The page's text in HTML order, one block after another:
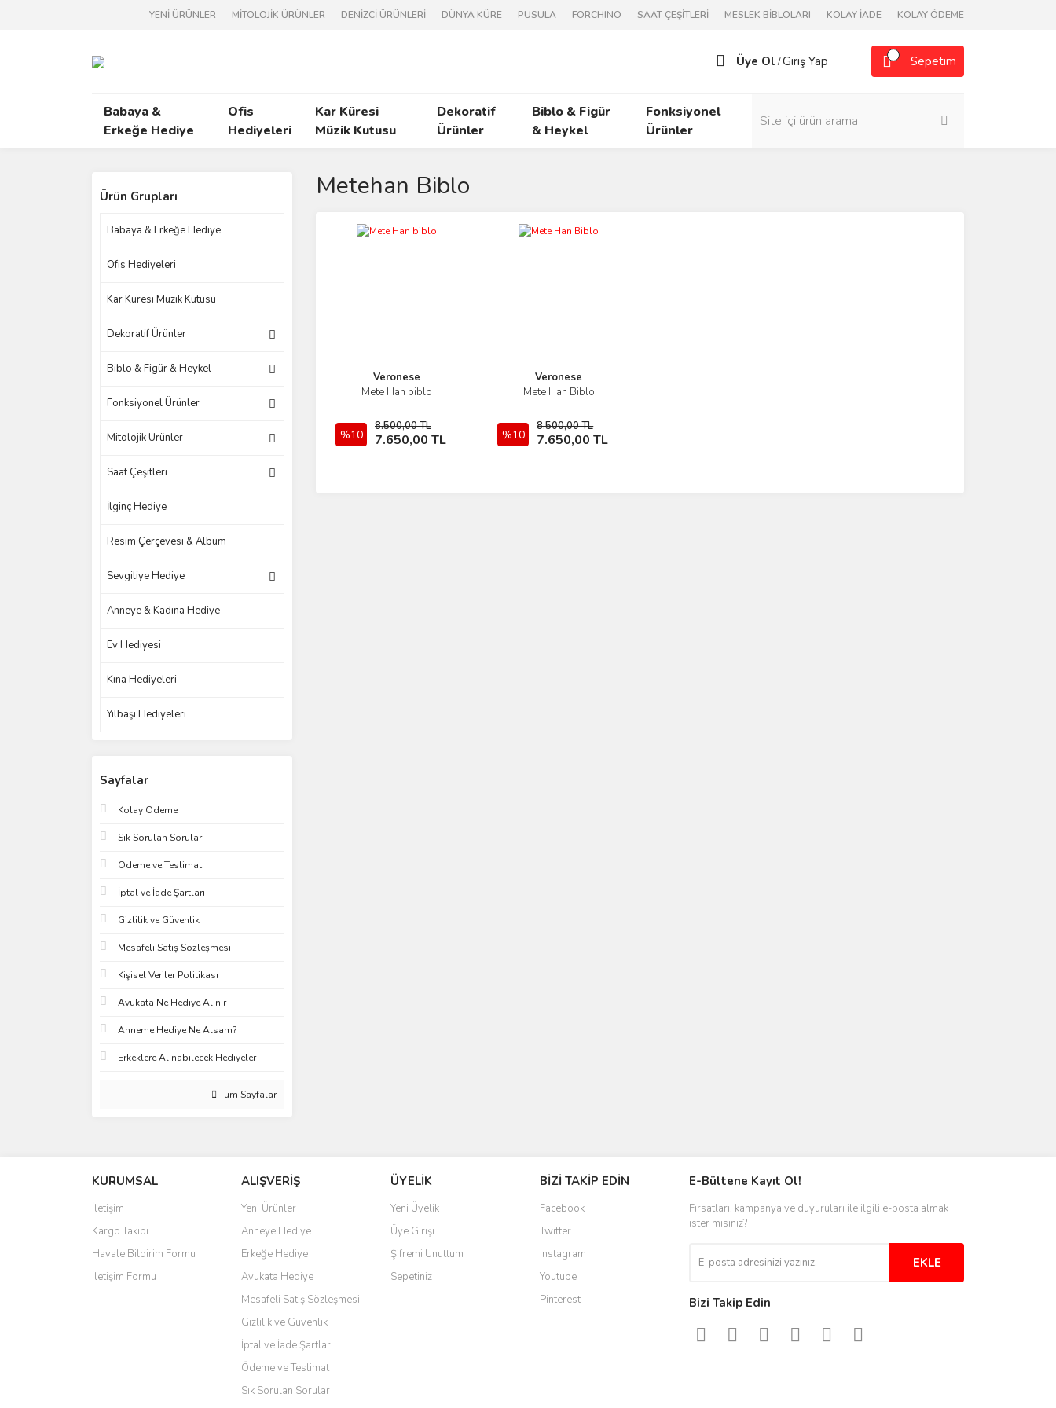
YENİ ÜRÜNLER MİTOLOJİK ÜRÜNLER DENİZCİ ÜRÜNLERİ DÜNYA KÜRE PUSULA FORCHINO SAAT ÇEŞİTLERİ MESLEK BİBLOLARI KOLAY İADE KOLAY ÖDEME
Üye Ol /Giriş Yap Sepetim
Babaya &
Erkeğe Hediye
Ofis
Hediyeleri
Kar Küresi
Müzik Kutusu
Dekoratif
Ürünler
Biblo & Figür
& Heykel
Fonksiyonel
Ürünler
Ürün Grupları
Babaya & Erkeğe Hediye
Ofis Hediyeleri
Kar Küresi Müzik Kutusu
Dekoratif Ürünler
Biblo & Figür & Heykel
Fonksiyonel Ürünler
Mitolojik Ürünler
Saat Çeşitleri
İlginç Hediye
Resim Çerçevesi & Albüm
Sevgiliye Hediye
Anneye & Kadına Hediye
Ev Hediyesi
Kına Hediyeleri
Yılbaşı Hediyeleri
Sayfalar
Kolay Ödeme
Sık Sorulan Sorular
Ödeme ve Teslimat
İptal ve İade Şartları
Gizlilik ve Güvenlik
Mesafeli Satış Sözleşmesi
Kişisel Veriler Politikası
Avukata Ne Hediye Alınır
Anneme Hediye Ne Alsam?
Erkeklere Alınabilecek Hediyeler
Tüm Sayfalar
Metehan Biblo
Veronese
Mete Han biblo
%10
8.500,00 TL
7.650,00 TL
İncele
Sepete Ekle
Veronese
Mete Han Biblo
%10
8.500,00 TL
7.650,00 TL
İncele
Sepete Ekle
KURUMSAL
İletişim
Kargo Takibi
Havale Bildirim Formu
İletişim Formu
ALIŞVERİŞ
Yeni Ürünler
Anneye Hediye
Erkeğe Hediye
Avukata Hediye
Mesafeli Satış Sözleşmesi
Gizlilik ve Güvenlik
İptal ve İade Şartları
Ödeme ve Teslimat
Sık Sorulan Sorular
ÜYELİK
Yeni Üyelik
Üye Girişi
Şifremi Unuttum
Sepetiniz
BİZİ TAKİP EDİN
Facebook
Twitter
Instagram
Youtube
Pinterest
E-Bültene Kayıt Ol!
Fırsatları, kampanya ve duyuruları ile ilgili e-posta almak
ister misiniz?
EKLE
Bizi Takip Edin